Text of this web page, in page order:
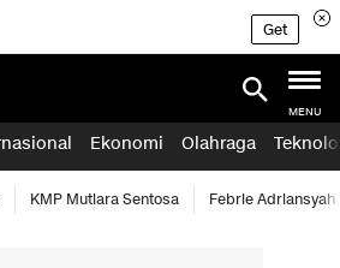
Get
MENU
Ekonomi Olahraga
KMP Mutiara Sentosa Febrie Adriansyah